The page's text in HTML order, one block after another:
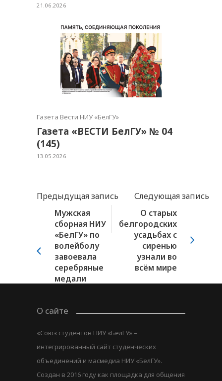
21.06.2026
Газета Вести НИУ «БелГУ»
Газета «ВЕСТИ БелГУ» № 04
(145)
13.05.2026
Предыдущая запись
Следующая запись
Мужская
сборная НИУ
«БелГУ» по
волейболу
завоевала
серебряные
медали
О старых
белгородских
усадьбах с
сиренью
узнали во
всём мире
О сайте
«Союз студентов НИУ «БелГУ» –
интегрированный сайт студенческих
объединений и масмедиа НИУ «БелГУ».
Создан в 2016 году как площадка для общения